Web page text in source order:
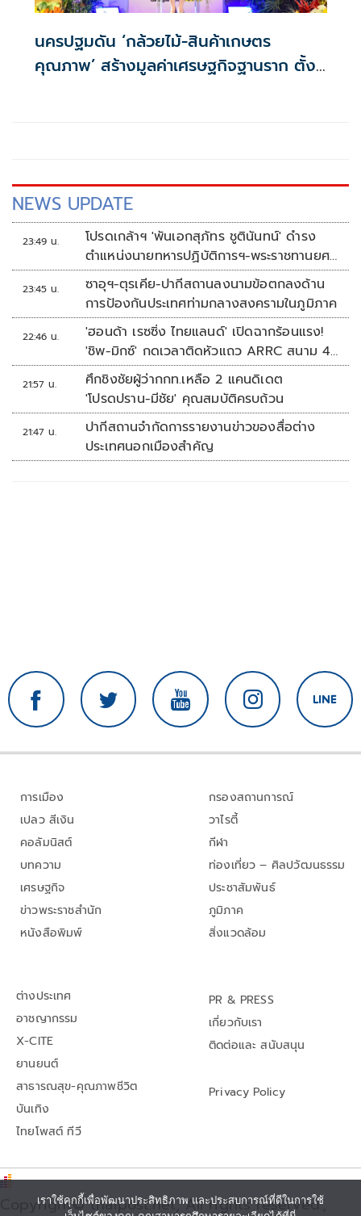
นครปฐมดัน ‘กล้วยไม้-สินค้าเกษตร
คุณภาพ’ สร้างมูลค่าเศรษฐกิจฐานราก ตั้ง
NEWS UPDATE
23:49 น.
โปรดเกล้าฯ 'พันเอกสุภัทร ชูตินันทน์' ดำรง
ตำแหน่งนายทหารปฏิบัติการฯ-พระราชทานยศ
'พลตรี'
23:45 น.
ซาอุฯ-ตุรเคีย-ปากีสถานลงนามข้อตกลงด้าน
การป้องกันประเทศท่ามกลางสงครามในภูมิภาค
22:46 น.
'ฮอนด้า เรซซิ่ง ไทยแลนด์' เปิดฉากร้อนแรง!
'ชิพ-มิกซ์' กดเวลาติดหัวแถว ARRC สนาม 4
ที่มัลดาลิกา
21:57 น.
ศึกชิงชัยผู้ว่ากกท.เหลือ 2 แคนดิเดต
'โปรดปราน-มีชัย' คุณสมบัติครบถ้วน
21:47 น.
ปากีสถานจำกัดการรายงานข่าวของสื่อต่าง
ประเทศนอกเมืองสำคัญ
การเมือง
เปลว สีเงิน
คอลัมนิสต์
บทความ
เศรษฐกิจ
ข่าวพระราชสำนัก
หนังสือพิมพ์
กรองสถานการณ์
วาไรตี้
กีฬา
ท่องเที่ยว – ศิลปวัฒนธรรม
ประชาสัมพันธ์
ภูมิภาค
สิ่งแวดล้อม
ต่างประเทศ
อาชญากรรม
X-CITE
ยานยนต์
สาธารณสุข-คุณภาพชีวิต
บันเทิง
ไทยโพสต์ ทีวี
PR & PRESS
เกี่ยวกับเรา
ติดต่อและ สนับสนุน
Privacy Policy
Copyright© thaipost.net, All rights reserved.,
เราใช้คุกกี้เพื่อพัฒนาประสิทธิภาพ และประสบการณ์ที่ดีในการใช้